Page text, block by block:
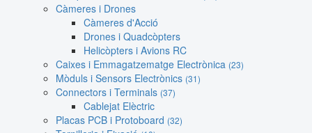
Càmeres i Drones
Càmeres d'Acció
Drones i Quadcòpters
Helicòpters i Avions RC
Caixes i Emmagatzematge Electrònica (23)
Mòduls i Sensors Electrònics (31)
Connectors i Terminals (37)
Cablejat Elèctric
Placas PCB i Protoboard (32)